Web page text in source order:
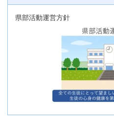
県部活動運営方針